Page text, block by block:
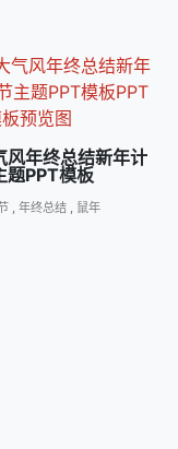
风年终总结新年计
题PPT模板
年终总结 鼠年